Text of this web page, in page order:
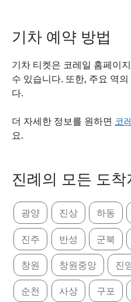
기차 예약 방법
기차 티켓은 코레일 홈페이
수 있습니다. 또한, 주요 역
다.
더 자세한 정보를 원하면 코
요.
진례의 모든 도착
광양 진상 하동
진주 반성 군북
창원 창원중앙 진
순천 사상 구포